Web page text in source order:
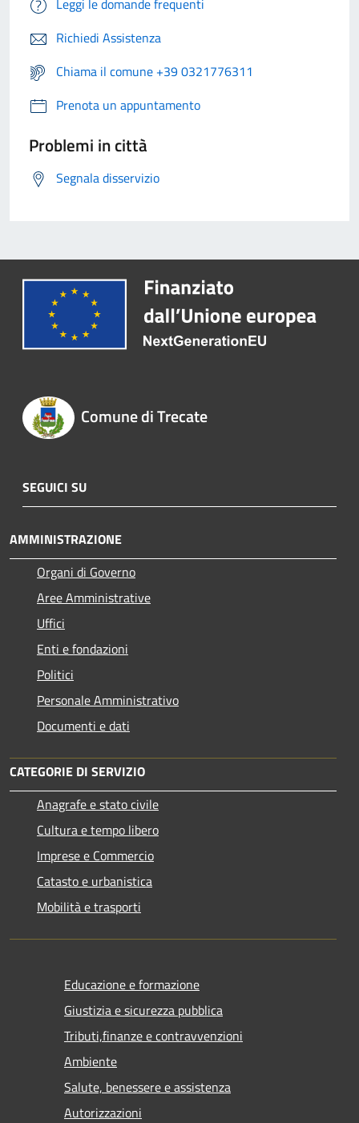
Leggi le domande frequenti
Richiedi Assistenza
Chiama il comune +39 0321776311
Prenota un appuntamento
Problemi in città
Segnala disservizio
Comune di Trecate
SEGUICI SU
AMMINISTRAZIONE
Organi di Governo
Aree Amministrative
Uffici
Enti e fondazioni
Politici
Personale Amministrativo
Documenti e dati
CATEGORIE DI SERVIZIO
Anagrafe e stato civile
Cultura e tempo libero
Imprese e Commercio
Catasto e urbanistica
Mobilità e trasporti
Educazione e formazione
Giustizia e sicurezza pubblica
Tributi,finanze e contravvenzioni
Ambiente
Salute, benessere e assistenza
Autorizzazioni